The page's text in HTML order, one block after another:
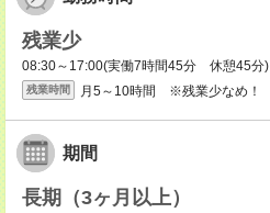
残業少
08:30～17:00(実働7時間45分 休憩45分)
残業時間 月5～10時間 ※残業少なめ！
期間
長期（3ヶ月以上）